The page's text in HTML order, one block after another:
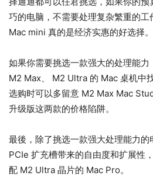
巧的电脑，不需要处理复杂繁重的
Mac mini 真的是经济实惠的好选择。
如果你需要挑选一款强大的处理能力
M2 Max、 M2 Ultra 的 Mac 桌机中
选购时可以多留意 M2 Max Mac
升级版这两款的价格陷阱。
最後，除了挑选一款强大处理能力
PCIe 扩充槽带来的自由度和扩展性
配 M2 Ultra 晶片的 Mac Pro。